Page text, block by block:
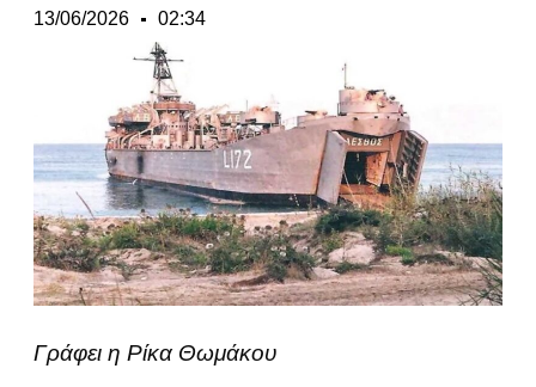
13/06/2026 02:34
Γράφει η Ρίκα Θωμάκου